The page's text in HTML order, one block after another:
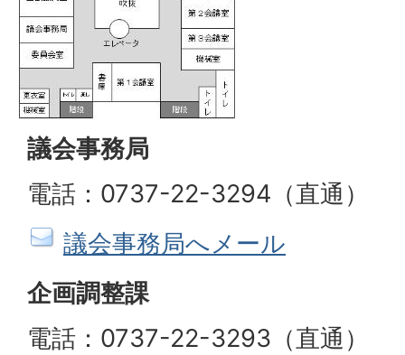
議会事務局
電話：0737-22-3294（直通）
議会事務局へメール
企画調整課
電話：0737-22-3293（直通）